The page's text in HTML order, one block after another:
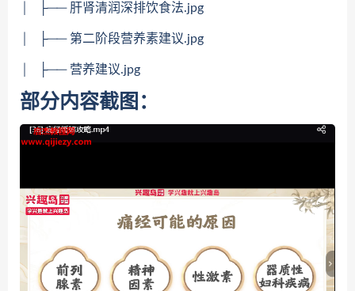
│ ├── 肝肾清润深排饮食法.jpg
│ ├── 第二阶段营养素建议.jpg
│ ├── 营养建议.jpg
部分内容截图：